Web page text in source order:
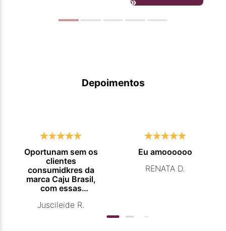
Depoimentos
Oportunam sem os
clientes
consumidkres da
marca Caju Brasil,
com essas
promocionais de
Juscileide R.
Eu amoooooo
RENATA D.